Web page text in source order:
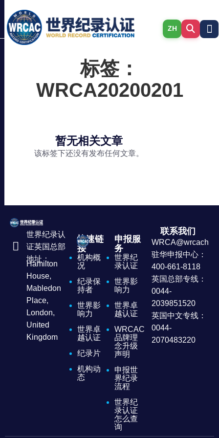
ZH
标签：
WRCA20200201
暂无相关文章
该标签下还没有发布任何文章。
世界纪录认
证英国总部
地址：
Hamilton
House,
Mabledon
Place,
London,
United
Kingdom
快速链
接
机构概
况
纪录保
持者
世界影
响力
世界卓
越认证
纪录片
机构动
态
申报服
务
世界纪
录认证
世界影
响力
世界卓
越认证
WRCAC
品牌理
念升级
声明
申报世
界纪录
流程
世界纪
录认证
怎么查
询
联系我们
驻华申报中心：
400-661-8118
英国总部专线：
0044-
2039851520
英国中文专线：
0044-
2070483220